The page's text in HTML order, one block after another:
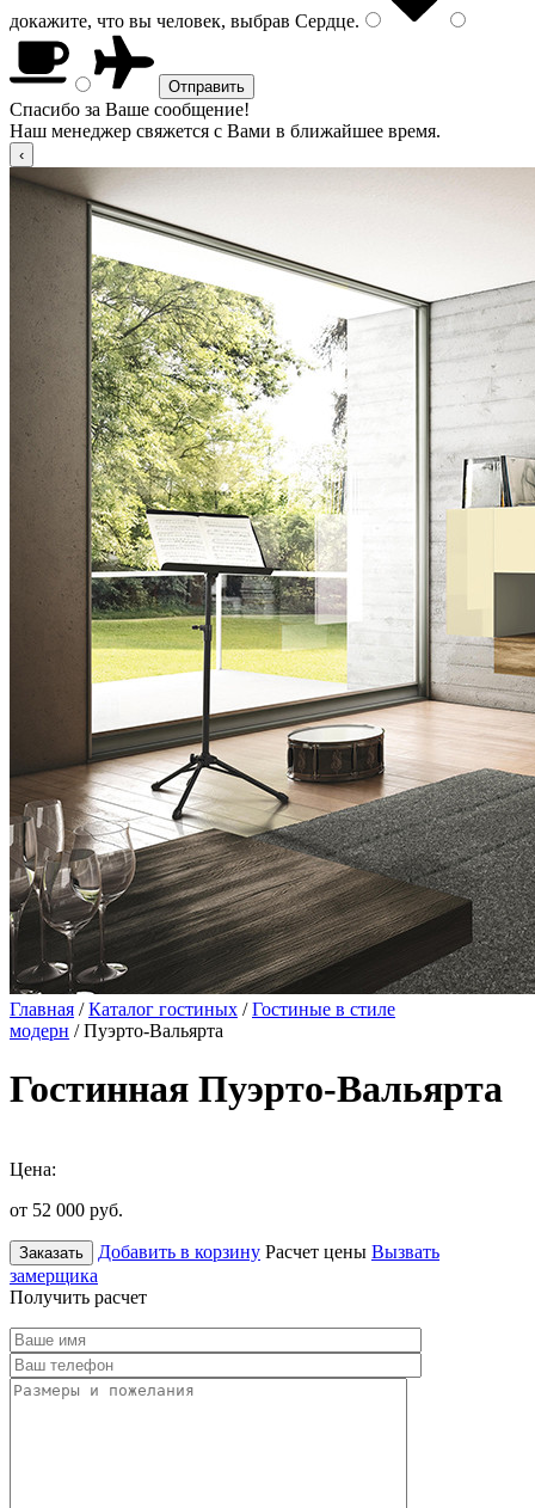
докажите, что вы человек, выбрав Сердце.
Спасибо за Ваше сообщение!
Наш менеджер свяжется с Вами в ближайшее время.
Главная /Каталог гостиных /Гостиные в стиле
модерн / Пуэрто-Вальярта
Гостинная Пуэрто-Вальярта
Цена:
от 52 000 руб.
Заказать Добавить в корзину Расчет цены Вызвать
замерщика
Получить расчет